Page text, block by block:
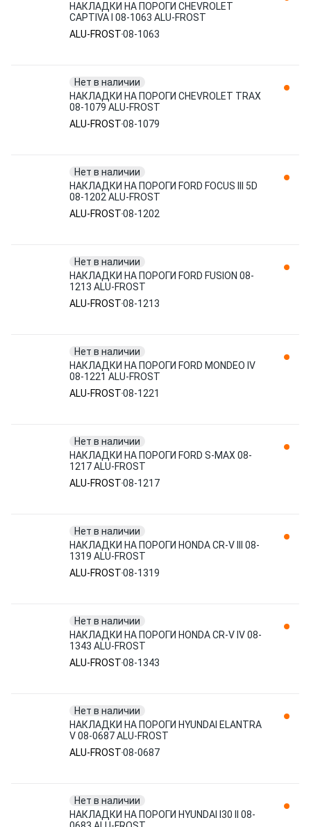
НАКЛАДКИ НА ПОРОГИ CHEVROLET
CAPTIVA I 08-1063 ALU-FROST
ALU-FROST08-1063
Нет в наличии
НАКЛАДКИ НА ПОРОГИ CHEVROLET TRAX
08-1079 ALU-FROST
ALU-FROST08-1079
Нет в наличии
НАКЛАДКИ НА ПОРОГИ FORD FOCUS III 5D
08-1202 ALU-FROST
ALU-FROST08-1202
Нет в наличии
НАКЛАДКИ НА ПОРОГИ FORD FUSION 08-
1213 ALU-FROST
ALU-FROST08-1213
Нет в наличии
НАКЛАДКИ НА ПОРОГИ FORD MONDEO IV
08-1221 ALU-FROST
ALU-FROST08-1221
Нет в наличии
НАКЛАДКИ НА ПОРОГИ FORD S-MAX 08-
1217 ALU-FROST
ALU-FROST08-1217
Нет в наличии
НАКЛАДКИ НА ПОРОГИ HONDA CR-V III 08-
1319 ALU-FROST
ALU-FROST08-1319
Нет в наличии
НАКЛАДКИ НА ПОРОГИ HONDA CR-V IV 08-
1343 ALU-FROST
ALU-FROST08-1343
Нет в наличии
НАКЛАДКИ НА ПОРОГИ HYUNDAI ELANTRA
V 08-0687 ALU-FROST
ALU-FROST08-0687
Нет в наличии
НАКЛАДКИ НА ПОРОГИ HYUNDAI I30 II 08-